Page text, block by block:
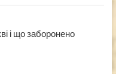
і що заборонено